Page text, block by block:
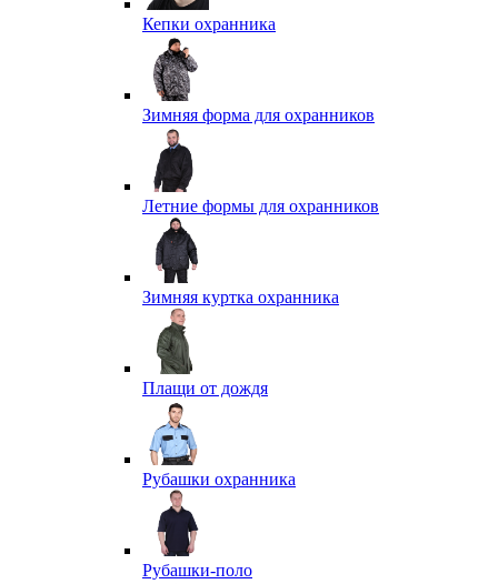
Кепки охранника
Зимняя форма для охранников
Летние формы для охранников
Зимняя куртка охранника
Плащи от дождя
Рубашки охранника
Рубашки-поло